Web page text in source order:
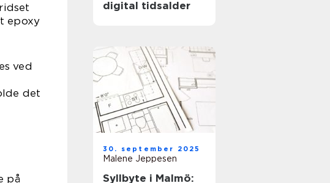
epoxy
ved
det
på
digital tidsalder
30. september 2025
Malene Jeppesen
Syllbyte i Malmö: